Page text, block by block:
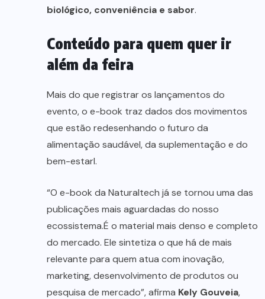
biológico, conveniência e sabor.
Conteúdo para quem quer ir
além da feira
Mais do que registrar os lançamentos do
evento, o e-book traz dados dos movimentos
que estão redesenhando o futuro da
alimentação saudável, da suplementação e do
bem-estarl.
“O e-book da Naturaltech já se tornou uma das
publicações mais aguardadas do nosso
ecossistema.É o material mais denso e completo
do mercado. Ele sintetiza o que há de mais
relevante para quem atua com inovação,
marketing, desenvolvimento de produtos ou
pesquisa de mercado”, afirma Kely Gouveia,